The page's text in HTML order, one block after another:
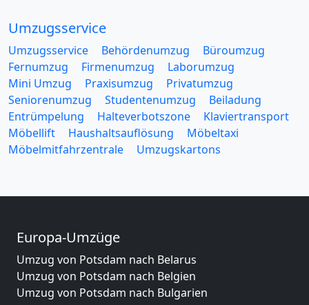
Umzugsservice
Umzugsservice Behördenumzug
Büroumzug
Fernumzug
Firmenumzug
Laborumzug
Mini Umzug
Praxisumzug
Privatumzug
Seniorenumzug
Studentenumzug
Beiladung
Entrümpelung
Halteverbotszone
Klaviertransport
Möbellift
Haushaltsauflösung
Möbeltaxi
Möbelmitfahrzentrale
Umzugskartons
Europa-Umzüge
Umzug von Potsdam nach Belarus
Umzug von Potsdam nach Belgien
Umzug von Potsdam nach Bulgarien